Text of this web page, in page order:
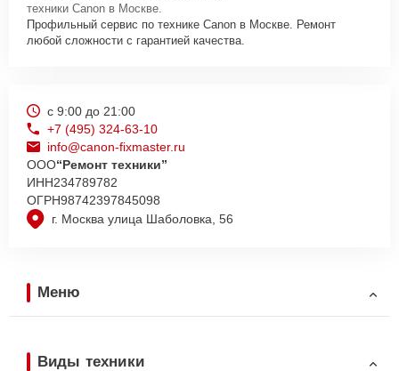
техники Canon в Москве.
Профильный сервис по технике Canon в Москве. Ремонт
любой сложности с гарантией качества.
г. Москва улица Шаболовка, 56
с 9:00 до 21:00
+7 (495) 324-63-10
info@canon-fixmaster.ru
ООО“Ремонт техники”
ИНН234789782
ОГРН98742397845098
Меню
Виды техники